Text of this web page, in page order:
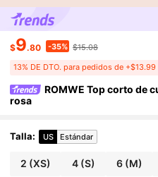
$9.80 -35% $15.08
13% DE DTO. para pedidos de +$13.99
ROMWE Top corto de
rosa
Talla: US Estándar
2 (XS) 4(S) 6(M)